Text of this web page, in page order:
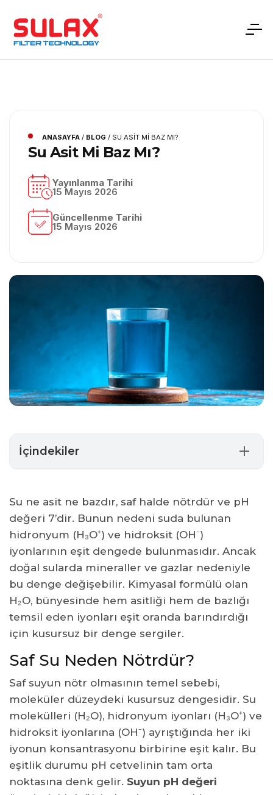
ANASAYFA / BLOG / SU ASIT MI BAZ MI?
Su Asit Mi Baz Mı?
Yayınlanma Tarihi
15 Mayıs 2026
Güncellenme Tarihi
15 Mayıs 2026
İçindekiler
Musluk Suyu Asit Mi Baz Mı?
Alkali Su Asit Mi Baz Mı?
Vücudumuzun Sağlığı İçin İdeal Su Nasıl Olmalı?
Asidik Su Zararlı Mıdır?
Su ne asit ne bazdır, saf halde nötrdür ve pH
değeri 7’dir. Bunun nedeni suda bulunan
hidronyum (H₃O⁺) ve hidroksit (OH⁻)
iyonlarının eşit dengede bulunmasıdır. Ancak
doğal sularda mineraller ve gazlar nedeniyle
bu denge değişebilir. Kimyasal formülü olan
H₂O, bünyesinde hem asitliği hem de bazlığı
temsil eden iyonları eşit oranda barındırdığı
için kusursuz bir denge sergiler.
Saf Su Neden Nötrdür?
Saf suyun nötr olmasının temel sebebi,
moleküler düzeydeki kusursuz dengesidir. Su
molekülleri (H₂O), hidronyum iyonları (H₃O⁺) ve
hidroksit iyonlarına (OH⁻) ayrıştığında her iki
iyonun konsantrasyonu birbirine eşit kalır. Bu
eşitlik durumu pH cetvelinin tam orta
noktasına denk gelir. Suyun pH değeri